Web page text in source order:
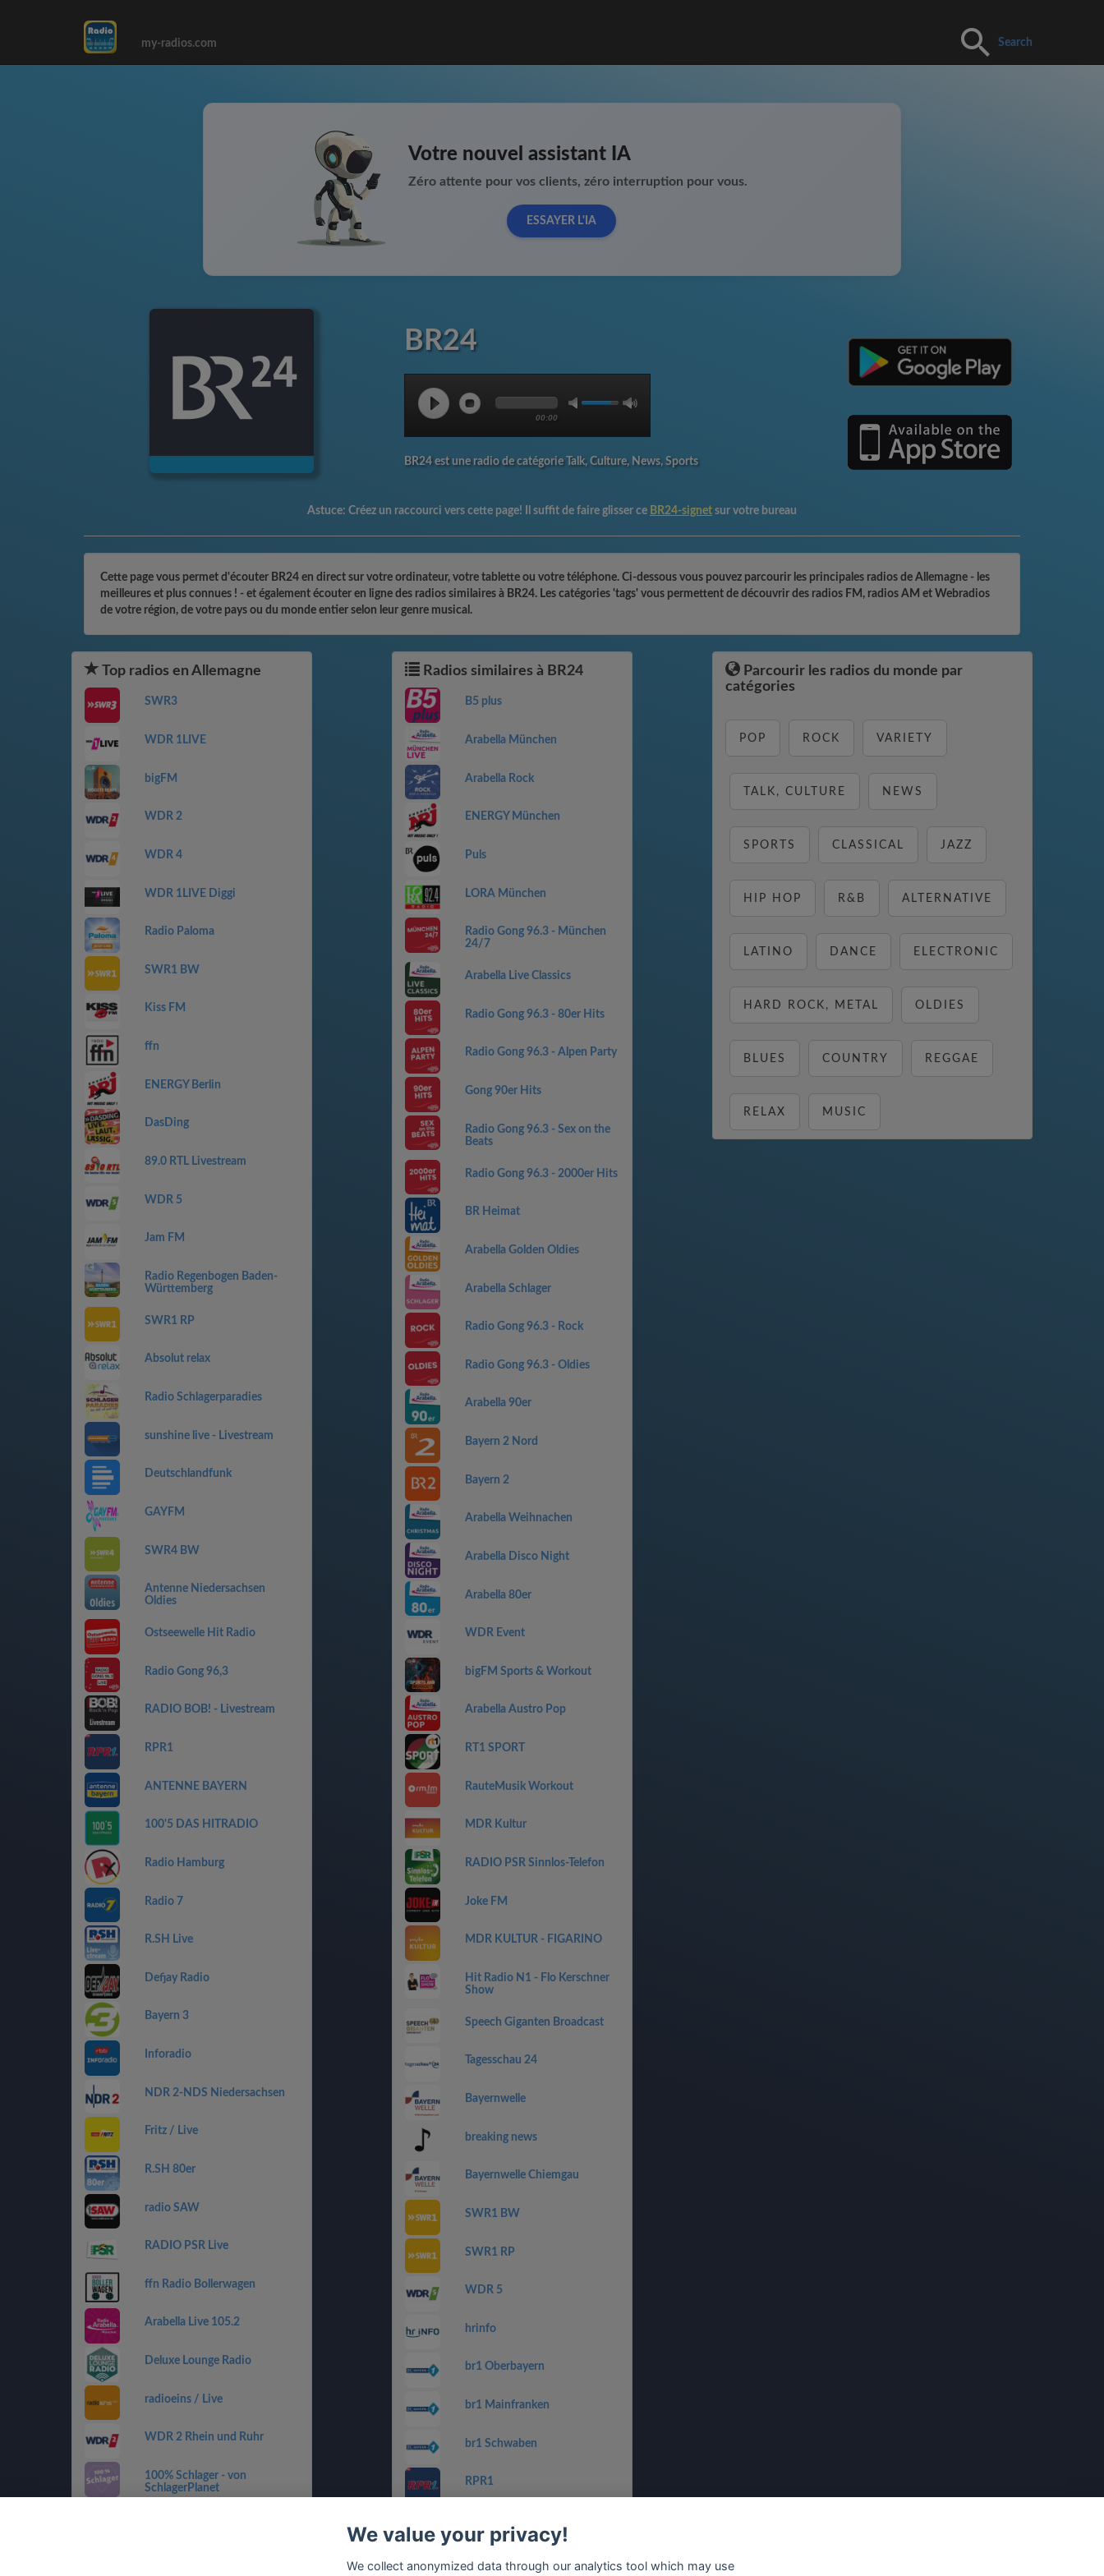
my-radios.com Search
Votre nouvel assistant IA
Zéro attente pour vos clients, zéro interruption pour vous.
ESSAYER L'IA
BR24
00:00
BR24 est une radio de catégorie Talk, Culture, News, Sports
Astuce: Créez un raccourci vers cette page! Il suffit de faire glisser ce BR24-signet sur votre bureau
Cette page vous permet d'écouter BR24 en direct sur votre ordinateur, votre tablette ou votre téléphone. Ci-dessous vous pouvez parcourir les principales radios de Allemagne - les
meilleures et plus connues ! - et également écouter en ligne des radios similaires à BR24. Les catégories 'tags' vous permettent de découvrir des radios FM, radios AM et Webradios
de votre région, de votre pays ou du monde entier selon leur genre musical.
Top radios en Allemagne
SWR3
WDR 1LIVE
bigFM
WDR 2
WDR 4
WDR 1LIVE Diggi
Radio Paloma
SWR1 BW
Kiss FM
ffn
ENERGY Berlin
DasDing
89.0 RTL Livestream
WDR 5
Jam FM
Radio Regenbogen Baden-
Württemberg
SWR1 RP
Absolut relax
Radio Schlagerparadies
sunshine live - Livestream
Deutschlandfunk
GAYFM
SWR4 BW
Antenne Niedersachsen
Oldies
Ostseewelle Hit Radio
Radio Gong 96,3
RADIO BOB! - Livestream
RPR1
ANTENNE BAYERN
100'5 DAS HITRADIO
Radio Hamburg
Radio 7
R.SH Live
Defjay Radio
Bayern 3
Inforadio
NDR 2-NDS Niedersachsen
Fritz / Live
R.SH 80er
radio SAW
RADIO PSR Live
ffn Radio Bollerwagen
Arabella Live 105.2
Deluxe Lounge Radio
radioeins / Live
WDR 2 Rhein und Ruhr
100% Schlager - von
SchlagerPlanet
Radios similaires à BR24
B5 plus
Arabella München
Arabella Rock
ENERGY München
Puls
LORA München
Radio Gong 96.3 - München
24/7
Arabella Live Classics
Radio Gong 96.3 - 80er Hits
Radio Gong 96.3 - Alpen Party
Gong 90er Hits
Radio Gong 96.3 - Sex on the
Beats
Radio Gong 96.3 - 2000er Hits
BR Heimat
Arabella Golden Oldies
Arabella Schlager
Radio Gong 96.3 - Rock
Radio Gong 96.3 - Oldies
Arabella 90er
Bayern 2 Nord
Bayern 2
Arabella Weihnachen
Arabella Disco Night
Arabella 80er
WDR Event
bigFM Sports & Workout
Arabella Austro Pop
RT1 SPORT
RauteMusik Workout
MDR Kultur
RADIO PSR Sinnlos-Telefon
Joke FM
MDR KULTUR - FIGARINO
Hit Radio N1 - Flo Kerschner
Show
Speech Giganten Broadcast
Tagesschau 24
Bayernwelle
breaking news
Bayernwelle Chiemgau
SWR1 BW
SWR1 RP
WDR 5
hrinfo
br1 Oberbayern
br1 Mainfranken
br1 Schwaben
RPR1
Parcourir les radios du monde par
catégories
POP ROCK VARIETY
TALK, CULTURE NEWS
SPORTS CLASSICAL JAZZ
HIP HOP R&B ALTERNATIVE
LATINO DANCE ELECTRONIC
HARD ROCK, METAL OLDIES
BLUES COUNTRY REGGAE
RELAX MUSIC
We value your privacy!
We collect anonymized data through our analytics tool which may use